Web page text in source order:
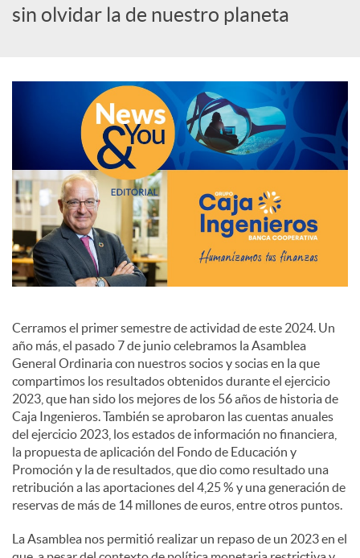
e
s
S
o
c
i
a
l
e
s
sin olvidar la de nuestro planeta
Cerramos el primer semestre de actividad de este 2024. Un
año más, el pasado 7 de junio celebramos la Asamblea
General Ordinaria con nuestros socios y socias en la que
compartimos los resultados obtenidos durante el ejercicio
2023, que han sido los mejores de los 56 años de historia de
Caja Ingenieros. También se aprobaron las cuentas anuales
del ejercicio 2023, los estados de información no financiera,
la propuesta de aplicación del Fondo de Educación y
Promoción y la de resultados, que dio como resultado una
retribución a las aportaciones del 4,25 % y una generación de
reservas de más de 14 millones de euros, entre otros puntos.
La Asamblea nos permitió realizar un repaso de un 2023 en el